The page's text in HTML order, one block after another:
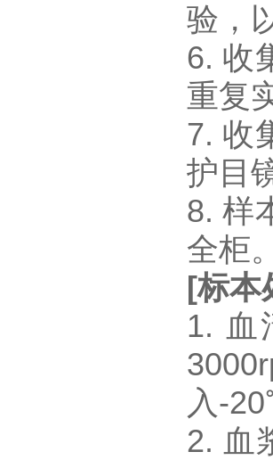
验，
6. 收
重复
7. 收
护目
8. 样
全柜
[标本
1. 血
入-
2. 血